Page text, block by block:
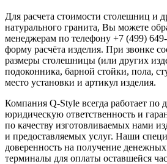
Для расчета стоимости столешниц и
натурального гранита, Вы можете
менеджерам по телефону +7 (499)
форму расчёта изделия. При звонке
размеры столешницы (или других
подоконника, барной стойки, пола,
место установки и артикул изделия.
Компания Q-Style всегда работает по
юридическую ответственность и
по качеству изготовливаемых нами
и предоставляемых услуг. Наши
доверенность на получение
терминалы для оплаты оставшейся